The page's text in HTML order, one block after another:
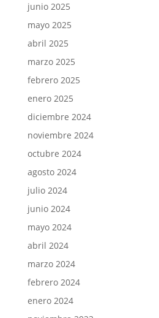
junio 2025
mayo 2025
abril 2025
marzo 2025
febrero 2025
enero 2025
diciembre 2024
noviembre 2024
octubre 2024
agosto 2024
julio 2024
junio 2024
mayo 2024
abril 2024
marzo 2024
febrero 2024
enero 2024